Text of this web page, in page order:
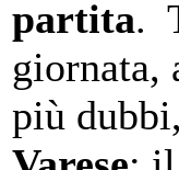
partita.
giornata,
più